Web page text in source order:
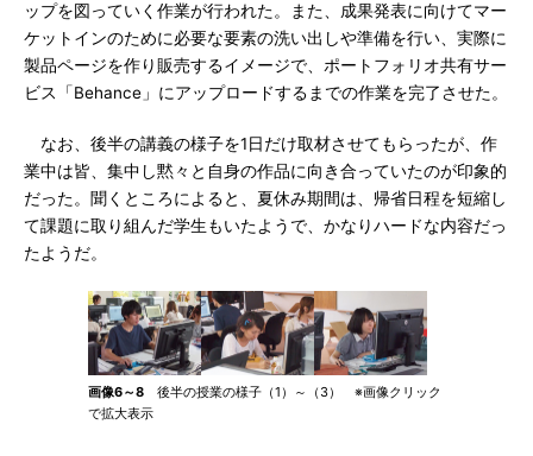
ップを図っていく作業が行われた。また、成果発表に向けてマー
ケットインのために必要な要素の洗い出しや準備を行い、実際に
製品ページを作り販売するイメージで、ポートフォリオ共有サー
ビス「Behance」にアップロードするまでの作業を完了させた。
なお、後半の講義の様子を1日だけ取材させてもらったが、作
業中は皆、集中し黙々と自身の作品に向き合っていたのが印象的
だった。聞くところによると、夏休み期間は、帰省日程を短縮し
て課題に取り組んだ学生もいたようで、かなりハードな内容だっ
たようだ。
画像6～8 後半の授業の様子（1）～（3） ※画像クリック
で拡大表示